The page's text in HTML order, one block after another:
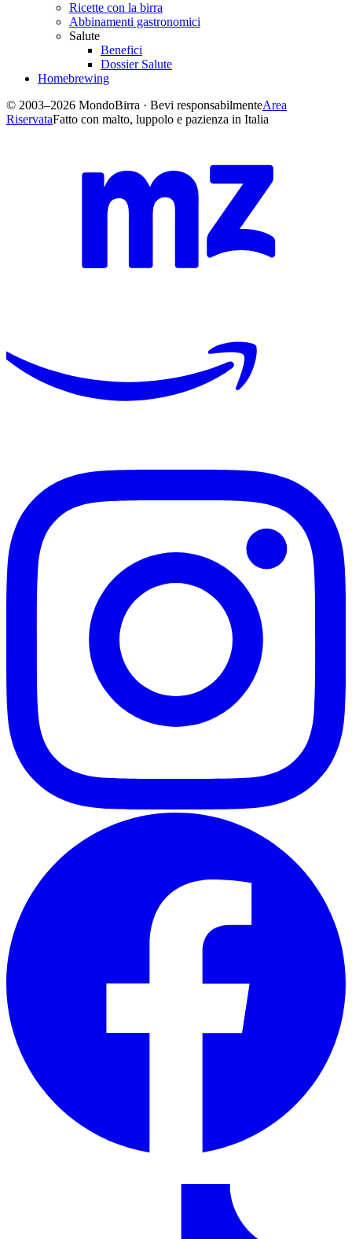
Ricette con la birra
Abbinamenti gastronomici
Salute
Benefici
Dossier Salute
Homebrewing
© 2003–2026 MondoBirra · Bevi responsabilmenteArea
RiservataFatto con malto, luppolo e pazienza in Italia